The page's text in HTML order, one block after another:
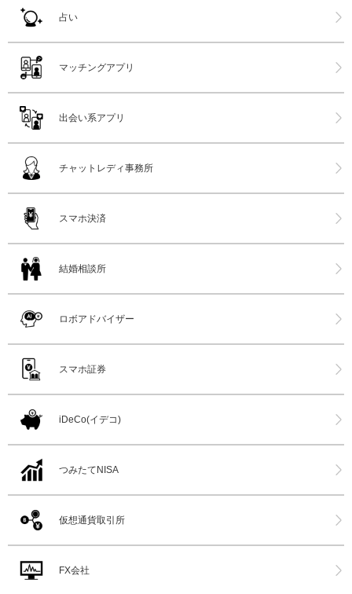
占い
マッチングアプリ
出会い系アプリ
チャットレディ事務所
スマホ決済
結婚相談所
ロボアドバイザー
スマホ証券
iDeCo(イデコ)
つみたてNISA
仮想通貨取引所
FX会社